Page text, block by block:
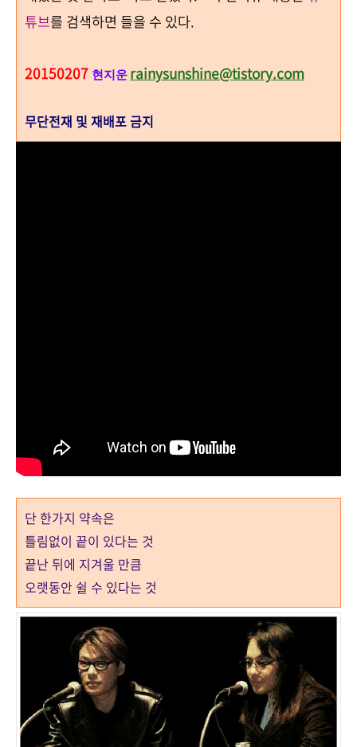
튜브를 검색하면 들을 수 있다.
20150207 현지운 rainysunshine@tistory.com
무단전재 및 재배포 금지
단 한가지 약속은
틀림없이 끝이 있다는 것
끝난 뒤에 지겨울 만큼
오랫동안 쉴 수 있다는 것